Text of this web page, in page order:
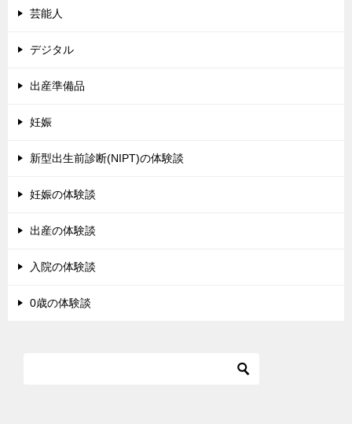
芸能人
デジタル
出産準備品
妊娠
新型出生前診断(NIPT)の体験談
妊娠の体験談
出産の体験談
入院の体験談
0歳の体験談